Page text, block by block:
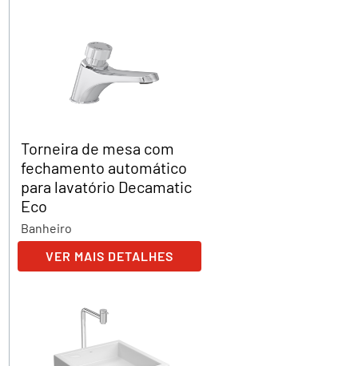
Torneira de mesa com
fechamento automático
para lavatório Decamatic
Eco
Banheiro
VER MAIS DETALHES